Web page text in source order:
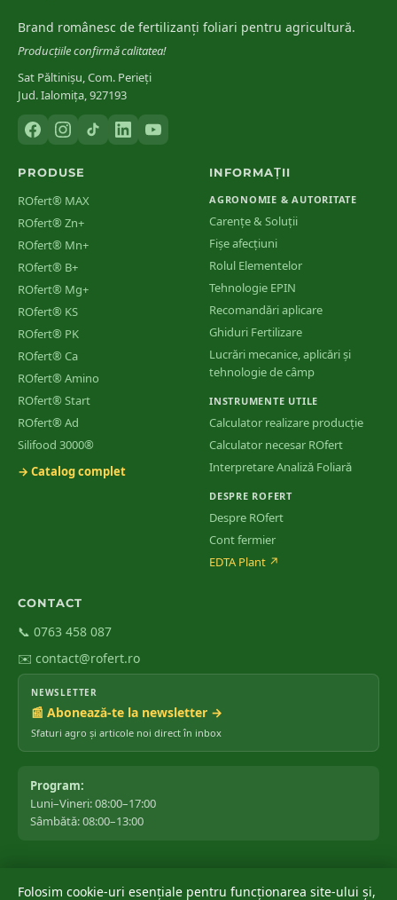
Brand românesc de fertilizanți foliari pentru agricultură.
Producțiile confirmă calitatea!
Sat Păltinișu, Com. Perieți
Jud. Ialomița, 927193
PRODUSE
ROfert® MAX
ROfert® Zn+
ROfert® Mn+
ROfert® B+
ROfert® Mg+
ROfert® KS
ROfert® PK
ROfert® Ca
ROfert® Amino
ROfert® Start
ROfert® Ad
Silifood 3000®
→ Catalog complet
INFORMAȚII
AGRONOMIE & AUTORITATE
Carențe & Soluții
Fișe afecțiuni
Rolul Elementelor
Tehnologie EPIN
Recomandări aplicare
Ghiduri Fertilizare
Lucrări mecanice, aplicări și
tehnologie de câmp
INSTRUMENTE UTILE
Calculator realizare producție
Calculator necesar ROfert
Interpretare Analiză Foliară
DESPRE ROFERT
Despre ROfert
Cont fermier
EDTA Plant ↗
CONTACT
📞 0763 458 087
✉️ contact@rofert.ro
NEWSLETTER
📰 Abonează-te la newsletter →
Sfaturi agro și articole noi direct în inbox
Program:
Luni–Vineri: 08:00–17:00
Sâmbătă: 08:00–13:00
Folosim cookie-uri esențiale pentru funcționarea site-ului și,